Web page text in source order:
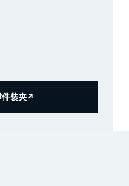
装夹↗